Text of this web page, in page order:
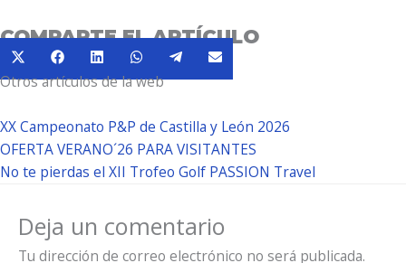
COMPARTE EL ARTÍCULO
Compartir
en
(Twitter)
Compartir
en
FacebookCompartir
en
LinkedInCompartir
en
WhatsAppCompartir
en
TelegramCompartir
en
Otros artículos de la web
XX Campeonato P&P de Castilla y León 2026
OFERTA VERANO´26 PARA VISITANTES
No te pierdas el XII Trofeo Golf PASSION Travel
Deja un comentario
Tu dirección de correo electrónico no será publicada.